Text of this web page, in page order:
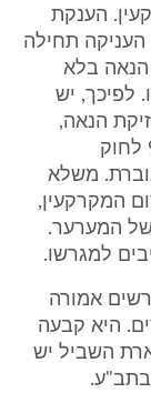
הענקת
העניקה תחילה
הנאה בלא
לפיכך, יש
הנאה,
משום "עסקה" וניתן להסתמך על סעיף 9 לחוק
משלא
המקרקעין,
של המערער.
למגרשו.
אמורה
היא קבעה
השביל יש
בתב"ע.